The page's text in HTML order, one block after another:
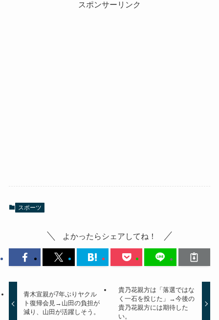
スポンサーリンク
スポーツ
よかったらシェアしてね！
青木宣親が7年ぶりヤクル
ト復帰会見→山田の負担が
減り、山田が活躍しそう。
貴乃花親方は「落選ではな
く一石を投じた」→今後の
貴乃花親方には期待した
い。